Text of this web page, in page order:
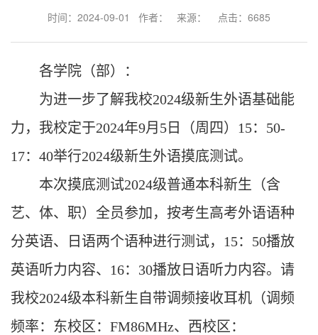
时间：2024-09-01 作者： 来源： 点击： 6685
各学院（部）：
为进一步了解我校2024级新生外语基础能
力，我校定于2024年9月 5 日（周四） 15： 50-
17： 40举行2024级新生外语摸底测试。
本次摸底测试2024级普通本科新生（含
艺、体、职）全员参加，按考生高考外语语种
分英语、日语两个语种进行测试， 15： 50播放
英语听力内容、 16： 30播放日语听力内容。请
我校2024级本科新生自带调频接收耳机（调频
频率：东校区： FM86MHz、西校区：